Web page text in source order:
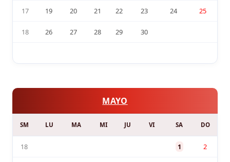
17 19 20 21 22 23 24 25
18 26 27 28 29 30
MAYO
SM LU MA MI JU VI SA DO
18 1 2